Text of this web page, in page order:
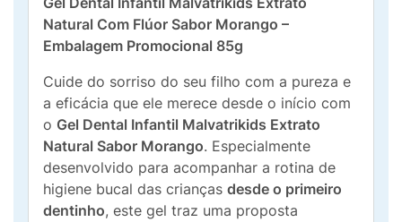
Natural Com Flúor Sabor Morango –
Embalagem Promocional 85g
Cuide do sorriso do seu filho com a pureza e
a eficácia que ele merece desde o início com
o Gel Dental Infantil Malvatrikids Extrato
Natural Sabor Morango. Especialmente
desenvolvido para acompanhar a rotina de
higiene bucal das crianças desde o primeiro
dentinho, este gel traz uma proposta